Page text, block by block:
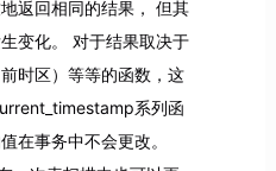
返回相同的结果， 但其
变化。 对于结果取决于
时区）等等的函数，这
系列函
在事务中不会更改。